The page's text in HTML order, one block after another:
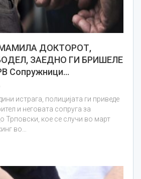
ДОКТОРОТ,
ЗАЕДНО ГИ БРИШЕЛЕ
Сопружници…
истрага, полицијата ги приведе
и неговата сопруга за
Трповски, кое се случи во март
во…